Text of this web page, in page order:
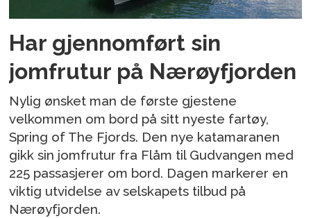
Har gjennomført sin
jomfrutur på Nærøyfjorden
Nylig ønsket man de første gjestene
velkommen om bord på sitt nyeste fartøy,
Spring of The Fjords. Den nye katamaranen
gikk sin jomfrutur fra Flåm til Gudvangen med
225 passasjerer om bord. Dagen markerer en
viktig utvidelse av selskapets tilbud på
Nærøyfjorden.